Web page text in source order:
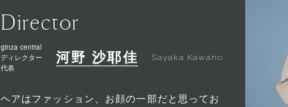
Director
ginza central
ディレクター
代表
河野 沙耶佳 Sayaka Kawano
ヘアはファッション、お顔の一部だと思ってお